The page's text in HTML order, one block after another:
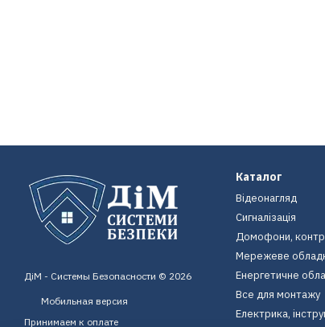
ДіМ - Системы Безопасности © 2026
Мобильная версия
Принимаем к оплате
Каталог
Відеонагляд
Сигналізація
Домофони,
Мережеве
Енергетичне
Все для монтажу
Електрика,